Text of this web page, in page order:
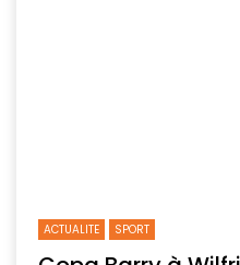
ACTUALITE SPORT